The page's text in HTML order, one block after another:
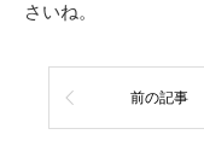
さいね。
前の記事